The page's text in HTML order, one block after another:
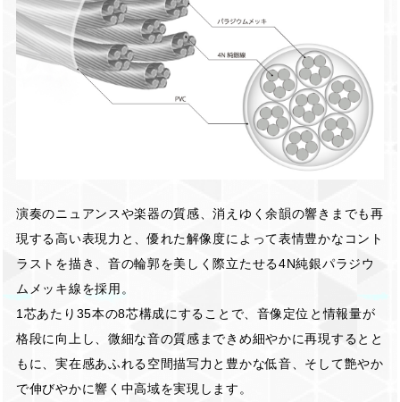
演奏のニュアンスや楽器の質感、消えゆく余韻の響きまでも再
現する高い表現力と、優れた解像度によって表情豊かなコント
ラストを描き、音の輪郭を美しく際立たせる4N純銀パラジウ
ムメッキ線を採用。
1芯あたり35本の8芯構成にすることで、音像定位と情報量が
格段に向上し、微細な音の質感まできめ細やかに再現するとと
もに、実在感あふれる空間描写力と豊かな低音、そして艶やか
で伸びやかに響く中高域を実現します。